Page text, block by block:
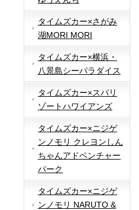
タイムズカー×さがみ
湖MORI MORI
タイムズカー×横浜・
八景島シーパラダイス
タイムズカー×スパリ
ゾートハワイアンズ
タイムズカー×ニジゲ
ンノモリ クレヨンしん
ちゃんアドベンチャー
パーク
タイムズカー×ニジゲ
ンノモリ NARUTO &